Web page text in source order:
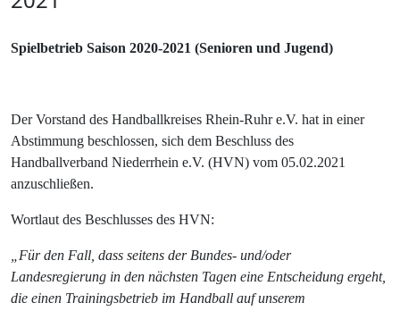
Spielbetrieb Saison 2020-2021 (Senioren und Jugend)
Der Vorstand des Handballkreises Rhein-Ruhr e.V. hat in einer
Abstimmung beschlossen, sich dem Beschluss des
Handballverband Niederrhein e.V. (HVN) vom 05.02.2021
anzuschließen.
Wortlaut des Beschlusses des HVN:
„Für den Fall, dass seitens der Bundes- und/oder
Landesregierung in den nächsten Tagen eine Entscheidung ergeht,
die einen Trainingsbetrieb im Handball auf unserem